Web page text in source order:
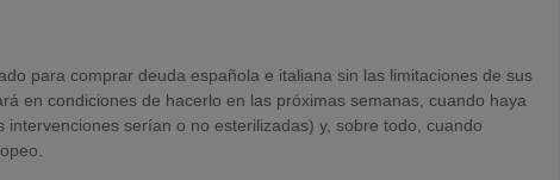
para comprar deuda española e italiana sin las limitaciones de sus
en condiciones de hacerlo en las próximas semanas, cuando haya
serían o no esterilizadas) y, sobre todo, cuando